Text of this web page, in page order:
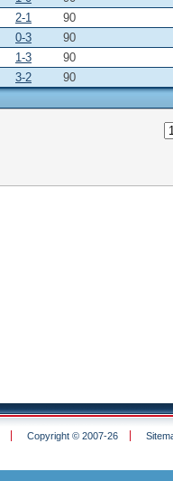
2-1
90
0-3
90
1-3
90
3-2 90
Copyright © 2007-26